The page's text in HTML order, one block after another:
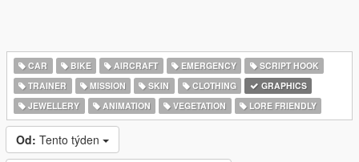
CAR BIKE AIRCRAFT EMERGENCY
SCRIPT HOOK
TRAINER
MISSION SKIN CLOTHING
GRAPHICS
JEWELLERY
ANIMATION VEGETATION LORE FRIENDLY
Od: Tento týden